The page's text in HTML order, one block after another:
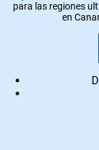
para las regiones
en